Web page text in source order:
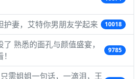
护妻，艾特你男朋友学起来 10018
熟悉的面孔与颜值盛宴，
9785
需姐姐一句话，一滴泪，王